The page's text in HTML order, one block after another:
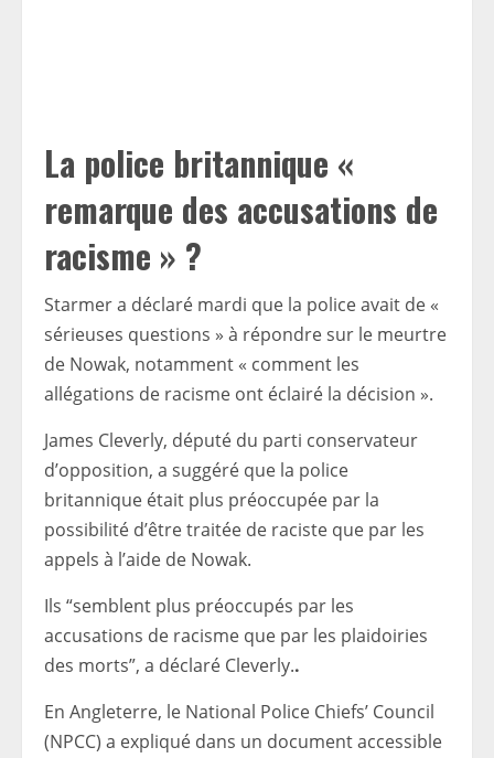
La police britannique «
remarque des accusations de
racisme » ?
Starmer a déclaré mardi que la police avait de «
sérieuses questions » à répondre sur le meurtre
de Nowak, notamment « comment les
allégations de racisme ont éclairé la décision ».
James Cleverly, député du parti conservateur
d’opposition, a suggéré que la police
britannique était plus préoccupée par la
possibilité d’être traitée de raciste que par les
appels à l’aide de Nowak.
Ils “semblent plus préoccupés par les
accusations de racisme que par les plaidoiries
des morts”, a déclaré Cleverly..
En Angleterre, le National Police Chiefs’ Council
(NPCC) a expliqué dans un document accessible